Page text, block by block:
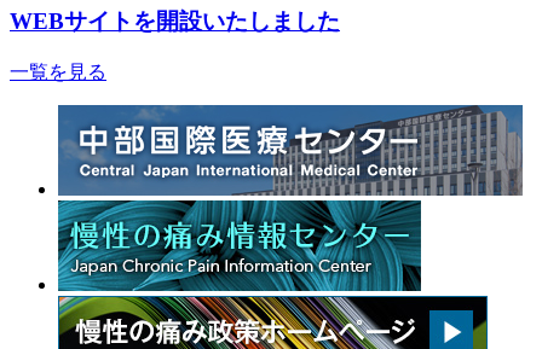
WEBサイトを開設いたしました
一覧を見る